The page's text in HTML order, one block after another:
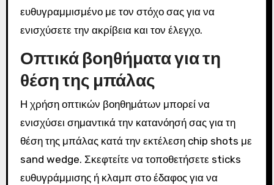
ευθυγραμμισμένο με τον στόχο σας για να
ενισχύσετε την ακρίβεια και τον έλεγχο.
Οπτικά βοηθήματα για τη
θέση της μπάλας
Η χρήση οπτικών βοηθημάτων μπορεί να
ενισχύσει σημαντικά την κατανόησή σας για τη
θέση της μπάλας κατά την εκτέλεση chip shots με
sand wedge. Σκεφτείτε να τοποθετήσετε sticks
ευθυγράμμισης ή κλαμπ στο έδαφος για να